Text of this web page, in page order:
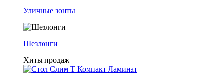
Уличные зонты
Шезлонги
Хиты продаж